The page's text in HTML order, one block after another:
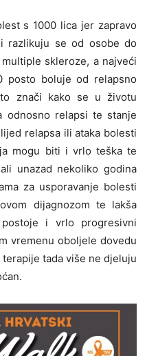
s 1000 lica jer zapravo
razlikuju se od osobe do
skleroze, a najveći
posto boluje od relapsno
znači kako se u životu
odnosno relapsi te stanje
relapsa ili ataka bolesti
mogu biti i vrlo teška te
unazad nekoliko godina
za usporavanje bolesti
dijagnozom te lakša
i vrlo progresivni
vremenu oboljele dovedu
tada više ne djeluju